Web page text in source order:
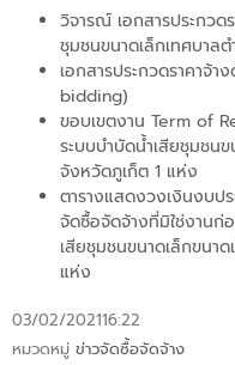
วิจารณ์ เอกสารประกวด
ชุมชนขนาดเล็กเทศบาล
เอกสารประกวดราคาจ้
bidding)
ขอบเขตงาน Term of
ระบบบำบัดน้ำเสียชุมชนข
จังหวัดภูเก็ต 1 แห่ง
ตารางแสดงวงเงินงบป
จัดซื้อจัดจ้างที่มิใช่งานก่
เสียชุมชนขนาดเล็กขนา
แห่ง
03/02/202116:22
หมวดหมู่ ข่าวจัดซื้อจัดจ้าง